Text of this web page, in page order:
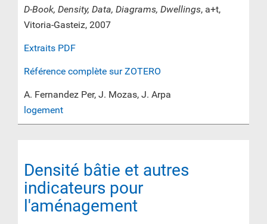
D-Book, Density, Data, Diagrams, Dwellings, a+t,
Vitoria-Gasteiz, 2007
Extraits PDF
Référence complète sur ZOTERO
A. Fernandez Per, J. Mozas, J. Arpa
logement
Densité bâtie et autres
indicateurs pour
l'aménagement